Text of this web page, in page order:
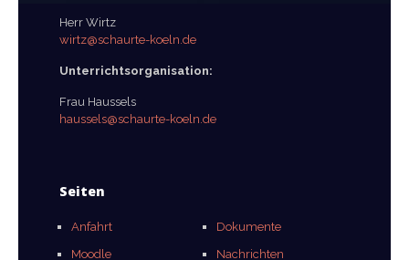
Herr Wirtz
wirtz@schaurte-koeln.de
Unterrichtsorganisation:
Frau Haussels
haussels@schaurte-koeln.de
Seiten
Anfahrt
Moodle
Dokumente
Nachrichten